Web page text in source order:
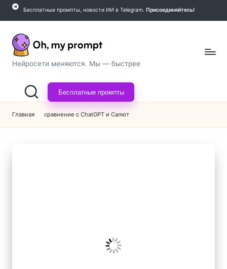
Перейти
содержимому
Бесплатные промпты, новости ИИ в Telegram. Присоединяйтесь!
O
h,
m
y
Нейросети меняются. Мы — быстрее
Бесплатные промпты
Главная сравнение с ChatGPT и Салют